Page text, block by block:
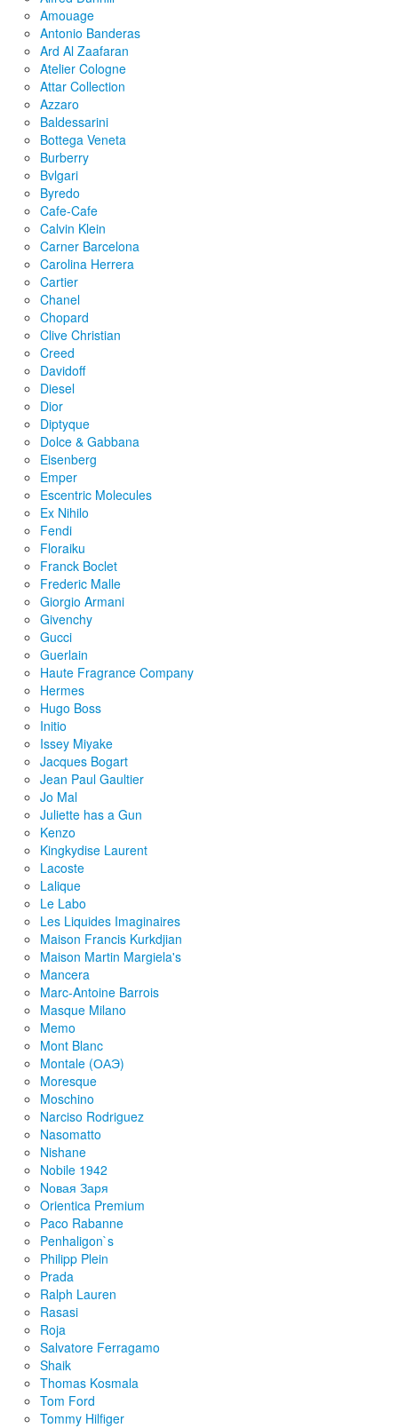
Amouage
Antonio Banderas
Ard Al Zaafaran
Atelier Cologne
Attar Collection
Azzaro
Baldessarini
Bottega Veneta
Burberry
Bvlgari
Byredo
Cafe-Cafe
Calvin Klein
Carner Barcelona
Carolina Herrera
Cartier
Chanel
Chopard
Clive Christian
Creed
Davidoff
Diesel
Dior
Diptyque
Dolce & Gabbana
Eisenberg
Emper
Escentric Molecules
Ex Nihilo
Fendi
Floraiku
Franck Boclet
Frederic Malle
Giorgio Armani
Givenchy
Gucci
Guerlain
Haute Fragrance Company
Hermes
Hugo Boss
Initio
Issey Miyake
Jacques Bogart
Jean Paul Gaultier
Jo Mal
Juliette has a Gun
Kenzo
Kingkydise Laurent
Lacoste
Lalique
Le Labo
Les Liquides Imaginaires
Maison Francis Kurkdjian
Maison Martin Margiela's
Mancera
Marc-Antoine Barrois
Masque Milano
Memo
Mont Blanc
Montale (ОАЭ)
Moresque
Moschino
Narciso Rodriguez
Nasomatto
Nishane
Nobile 1942
Nовая Заря
Orientica Premium
Paco Rabanne
Penhaligon`s
Philipp Plein
Prada
Ralph Lauren
Rasasi
Roja
Salvatore Ferragamo
Shaik
Thomas Kosmala
Tom Ford
Tommy Hilfiger